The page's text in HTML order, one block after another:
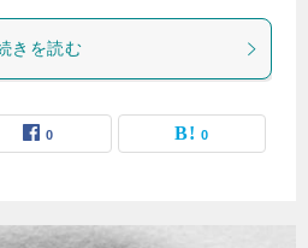
きを読む
0 0